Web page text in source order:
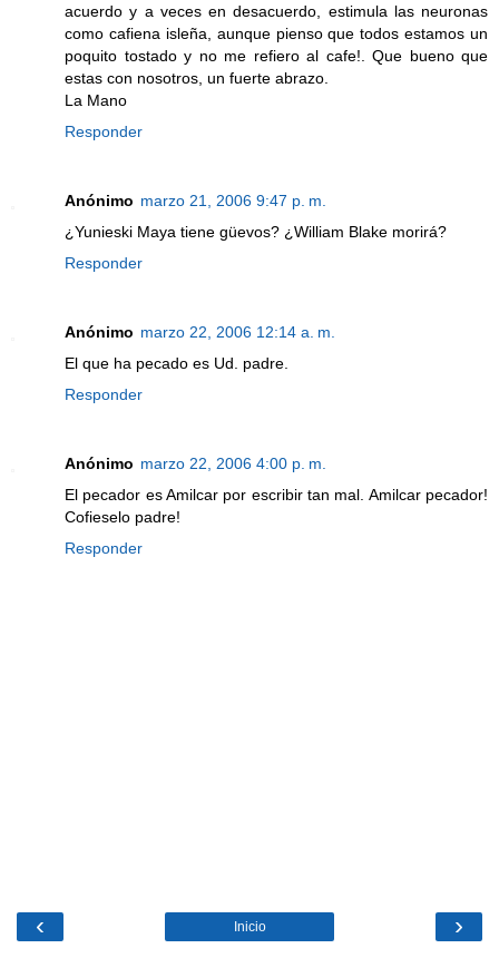
acuerdo y a veces en desacuerdo, estimula las neuronas
como cafiena isleña, aunque pienso que todos estamos un
poquito tostado y no me refiero al cafe!. Que bueno que
estas con nosotros, un fuerte abrazo.
La Mano
Responder
Anónimo marzo 21, 2006 9:47 p. m.
¿Yunieski Maya tiene güevos? ¿William Blake morirá?
Responder
Anónimo marzo 22, 2006 12:14 a. m.
El que ha pecado es Ud. padre.
Responder
Anónimo marzo 22, 2006 4:00 p. m.
El pecador es Amilcar por escribir tan mal. Amilcar pecador!
Cofieselo padre!
Responder
‹ ›
Inicio